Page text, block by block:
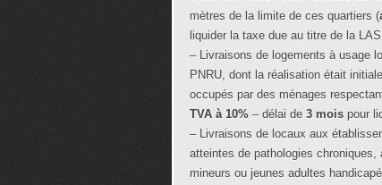
mètres de la limite de ces quartiers (
liquider la taxe due au titre de la
– Livraisons de logements à usage
PNRU, dont la réalisation était
occupés par des ménages
TVA à 10% – délai de 3 mois pour
– Livraisons de locaux aux
atteintes de pathologies chroniques,
mineurs ou jeunes adultes